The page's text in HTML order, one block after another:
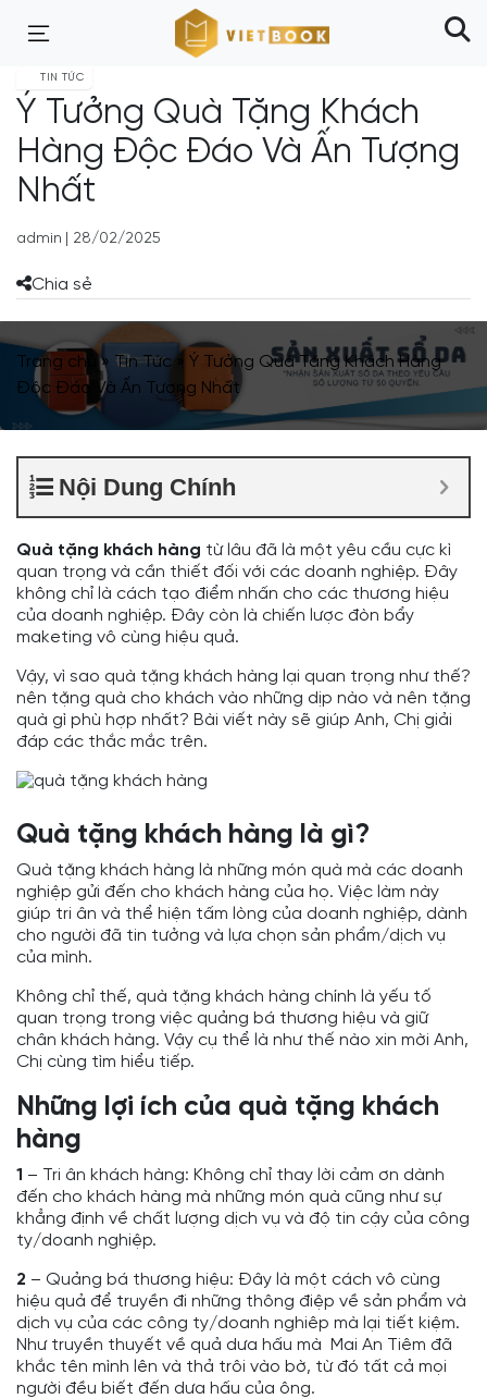
TIN TỨC
Ý Tưởng Quà Tặng Khách
Hàng Độc Đáo Và Ấn Tượng
Nhất
admin 28/02/2025
Chia sẻ
Trang chủ » Tin Tức» Ý Tưởng Quà Tặng Khách Hàng
Độc Đáo Và Ấn Tượng Nhất
Nội Dung Chính
Quà tặng khách hàng từ lâu đã là một yêu cầu cực kì
quan trọng và cần thiết đối với các doanh nghiệp. Đây
không chỉ là cách tạo điểm nhấn cho các thương hiệu
của doanh nghiệp. Đây còn là chiến lược đòn bẩy
maketing vô cùng hiệu quả.
Vậy, vì sao quà tặng khách hàng lại quan trọng như thế?
nên tặng quà cho khách vào những dịp nào và nên tặng
quà gì phù hợp nhất? Bài viết này sẽ giúp Anh, Chị giải
đáp các thắc mắc trên.
Quà tặng khách hàng là gì?
Quà tặng khách hàng là những món quà mà các doanh
nghiệp gửi đến cho khách hàng của họ. Việc làm này
giúp tri ân và thể hiện tấm lòng của doanh nghiệp, dành
cho người đã tin tưởng và lựa chọn sản phẩm/dịch vụ
của mình.
Không chỉ thế, quà tặng khách hàng chính là yếu tố
quan trọng trong việc quảng bá thương hiệu và giữ
chân khách hàng. Vậy cụ thể là như thế nào xin mời Anh,
Chị cùng tìm hiểu tiếp.
Những lợi ích của quà tặng khách
hàng
1 – Tri ân khách hàng: Không chỉ thay lời cảm ơn dành
đến cho khách hàng mà những món quà cũng như sự
khẳng định về chất lượng dịch vụ và độ tin cậy của công
ty/doanh nghiệp.
2 – Quảng bá thương hiệu: Đây là một cách vô cùng
hiệu quả để truyền đi những thông điệp về sản phẩm và
dịch vụ của các công ty/doanh nghiêp mà lại tiết kiệm.
Như truyền thuyết về quả dưa hấu mà Mai An Tiêm đã
khắc tên mình lên và thả trôi vào bờ, từ đó tất cả mọi
người đều biết đến dưa hấu của ông.